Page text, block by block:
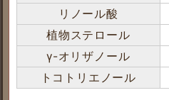
リノール酸
植物ステロール
γ-オリザノール
トコトリエノール